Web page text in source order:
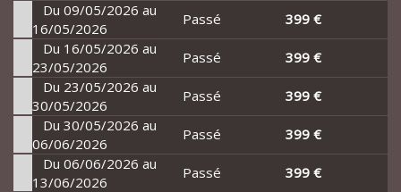
Du 09/05/2026 au
16/05/2026
Passé
399 €
Du 16/05/2026 au
23/05/2026
Passé
399 €
Du 23/05/2026 au
30/05/2026
Passé
399 €
Du 30/05/2026 au
06/06/2026
Passé
399 €
Du 06/06/2026 au
13/06/2026
Passé
399 €